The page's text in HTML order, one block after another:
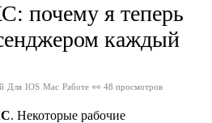
почему я теперь
каждый
Для IOS Mac Работе 👀 48 просмотров
. Некоторые рабочие